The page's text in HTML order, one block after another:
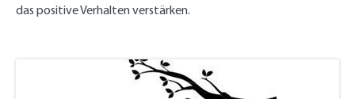
das positive Verhalten verstärken.